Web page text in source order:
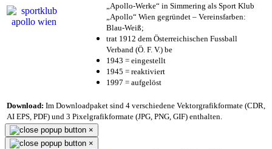
„Apollo-Werke“ in Simmering als Sport Klub
„Apollo“ Wien gegründet – Vereinsfarben:
Blau-Weiß;
trat 1912 dem Österreichischen Fussball
Verband (Ö. F. V.) be
1943 = eingestellt
1945 = reaktiviert
1997 = aufgelöst
Download: Im Downloadpaket sind 4 verschiedene Vektorgrafikformate (CDR,
AI EPS, PDF) und 3 Pixelgrafikformate (JPG, PNG, GIF) enthalten.
×
×